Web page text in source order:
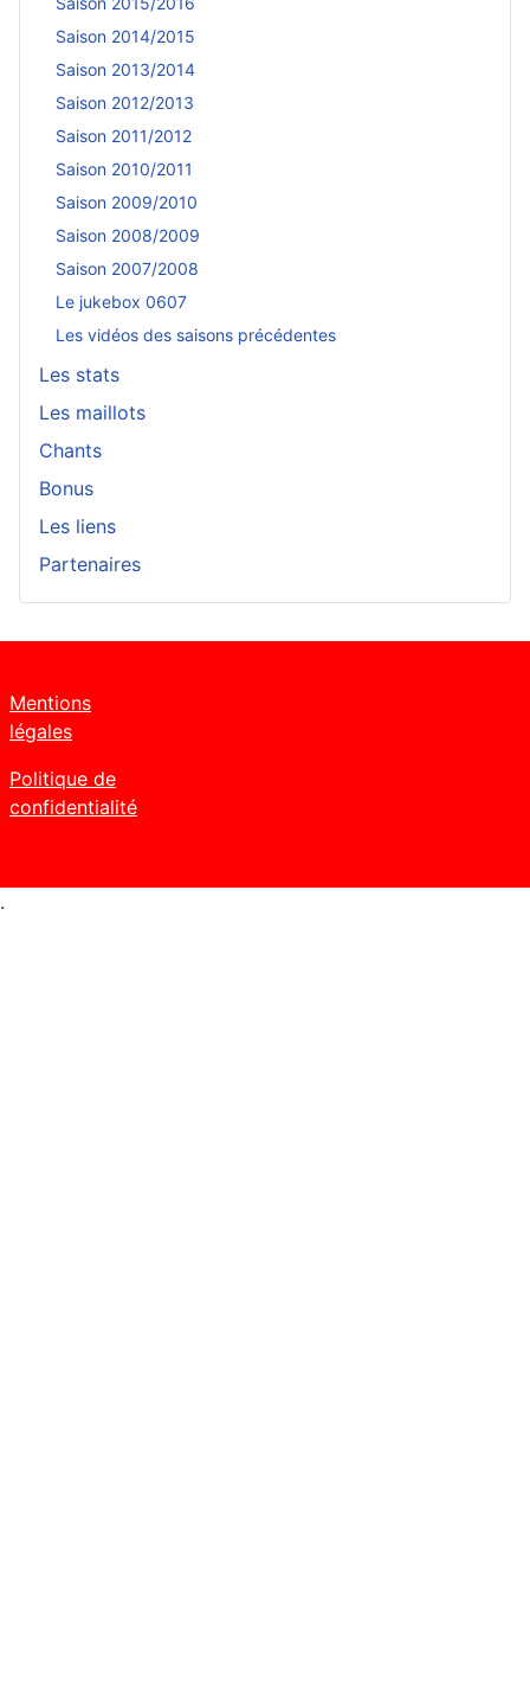
Saison 2014/2015
Saison 2013/2014
Saison 2012/2013
Saison 2011/2012
Saison 2010/2011
Saison 2009/2010
Saison 2008/2009
Saison 2007/2008
Le jukebox 0607
Les vidéos des saisons précédentes
Les stats
Les maillots
Chants
Bonus
Les liens
Partenaires
Mentions
légales
Politique de
confidentialité
.